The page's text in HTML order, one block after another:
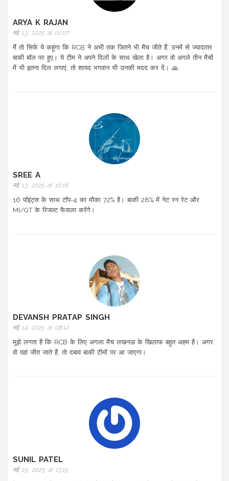
ARYA K RAJAN
मई 13, 2025 at 01:07
मैं तो सिर्फ ये कहूंगा कि RCB ने अभी तक जितने भी मैच जीते हैं, उनमें से ज्यादातर
बाकी बॉल पर हुए। ये टीम ने अपने दिलों के साथ खेला है। अगर वो अगले तीन मैचों
में भी इतना दिल लगाएं, तो शायद भगवान भी उनकी मदद कर दें। 🙏
SREE A
मई 13, 2025 at 16:18
16 पॉइंट्स के साथ टॉप-4 का मौका 72% है। बाकी 28% में नेट रन रेट और
MI/GT के रिजल्ट फैसला करेंगे।
DEVANSH PRATAP SINGH
मई 14, 2025 at 08:12
मुझे लगता है कि RCB के लिए अगला मैच लखनऊ के खिलाफ बहुत अहम है। अगर
वो वहां जीत जाते हैं, तो दबाव बाकी टीमों पर आ जाएगा।
SUNIL PATEL
मई 15, 2025 at 13:15